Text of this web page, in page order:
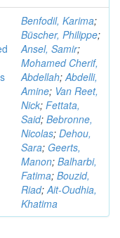
Benfodil, Karima;
Büscher, Philippe;
Ansel, Samir;
Mohamed Cherif,
Abdellah;Abdelli,
Amine; Van Reet,
Nick; Fettata,
Said; Bebronne,
Nicolas; Dehou,
Sara; Geerts,
Manon; Balharbi,
Fatima; Bouzid,
Riad;Ait-Oudhia,
Khatima